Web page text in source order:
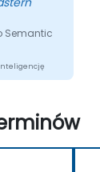
Semantic